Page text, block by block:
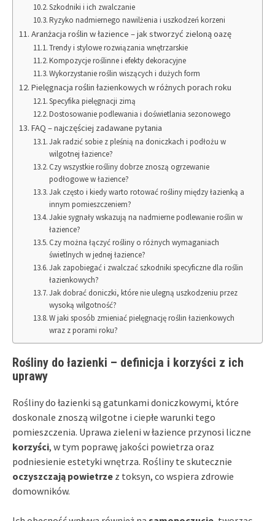
Szkodniki i ich zwalczanie
Ryzyko nadmiernego nawilżenia i uszkodzeń korzeni
Aranżacja roślin w łazience – jak stworzyć zieloną oazę
Trendy i stylowe rozwiązania wnętrzarskie
Kompozycje roślinne i efekty dekoracyjne
Wykorzystanie roślin wiszących i dużych form
Pielęgnacja roślin łazienkowych w różnych porach roku
Specyfika pielęgnacji zimą
Dostosowanie podlewania i doświetlania sezonowego
FAQ – najczęściej zadawane pytania
Jak radzić sobie z pleśnią na doniczkach i podłożu w
wilgotnej łazience?
Czy wszystkie rośliny dobrze znoszą ogrzewanie
podłogowe w łazience?
Jak często i kiedy warto rotować rośliny między łazienką a
innym pomieszczeniem?
Jakie sygnały wskazują na nadmierne podlewanie roślin w
łazience?
Czy można łączyć rośliny o różnych wymaganiach
świetlnych w jednej łazience?
Jak zapobiegać i zwalczać szkodniki specyficzne dla roślin
łazienkowych?
Jak dobrać doniczki, które nie ulegną uszkodzeniu przez
wysoką wilgotność?
W jaki sposób zmieniać pielęgnację roślin łazienkowych
wraz z porami roku?
Rośliny do łazienki – definicja i korzyści z ich
uprawy
Rośliny do łazienki są gatunkami doniczkowymi, które
doskonale znoszą wilgotne i ciepłe warunki tego
pomieszczenia. Uprawa zieleni w łazience przynosi liczne
korzyści, w tym poprawę jakości powietrza oraz
podniesienie estetyki wnętrza. Rośliny te skutecznie
oczyszczają powietrze z toksyn, co wspiera zdrowie
domowników.